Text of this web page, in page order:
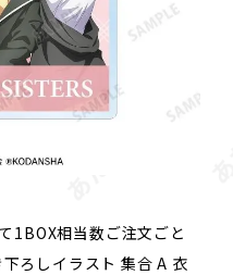
1BOX相当数ご注文ごと
ろしイラスト 集合 A 衣